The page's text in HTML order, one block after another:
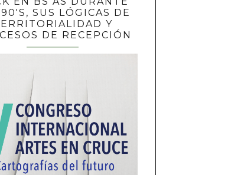
90'S, SUS LÓGICAS DE
Y
DE RECEPCIÓN